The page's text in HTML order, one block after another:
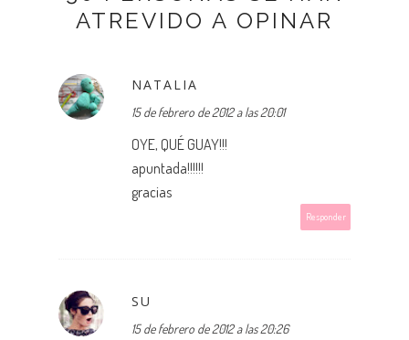
ATREVIDO A OPINAR
NATALIA
15 de febrero de 2012 a las 20:01
OYE, QUÉ GUAY!!!
apuntada!!!!!!
gracias
Responder
SU
15 de febrero de 2012 a las 20:26